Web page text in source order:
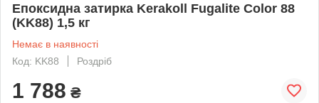
Епоксидна затирка Kerakoll Fugalite Color 88
(KK88) 1,5 кг
Немає в наявності
Код: KK88
Роздріб
1 788 ₴